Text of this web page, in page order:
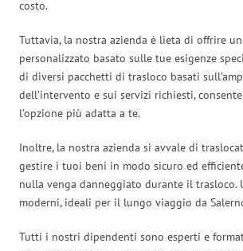
costo.
Tuttavia, la nostra azienda è lieta di offrire
personalizzato basato sulle tue esigenze
di diversi pacchetti di trasloco basati
dell’intervento e sui servizi richiesti,
l’opzione più adatta a te.
Inoltre, la nostra azienda si avvale di
gestire i tuoi beni in modo sicuro ed
nulla venga danneggiato durante il trasloco.
moderni, ideali per il lungo viaggio da
Tutti i nostri dipendenti sono esperti e